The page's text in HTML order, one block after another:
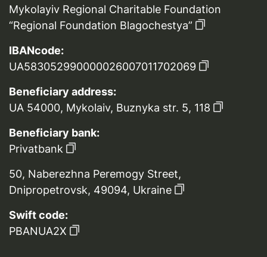
Mykolayiv Regional Charitable Foundation
“Regional Foundation Blagochestya”
IBANcode:
UA583052990000026007011702069
Beneficiary address:
UA 54000, Mykolaiv, Buznyka str. 5, 118
Beneficiary bank:
Privatbank
50, Naberezhna Peremogy Street,
Dnipropetrovsk, 49094, Ukraine
Swift code:
PBANUA2X